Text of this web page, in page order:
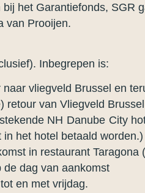
het Garantiefonds, SGR
van Prooijen.
Inbegrepen is:
vliegveld Brussel en
retour van Vliegveld
NH Danube City
het hotel betaald worden.)
in restaurant
de dag van aankomst
en met vrijdag.